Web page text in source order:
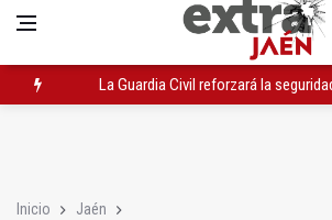
La Guardia Civil reforzará la
Inicio
Jaén